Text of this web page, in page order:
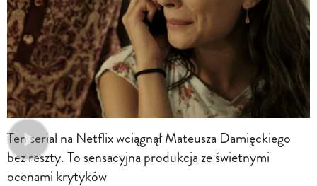
Ten serial na Netflix wciągnął Mateusza Damięckiego
bez reszty. To sensacyjna produkcja ze świetnymi
ocenami krytyków